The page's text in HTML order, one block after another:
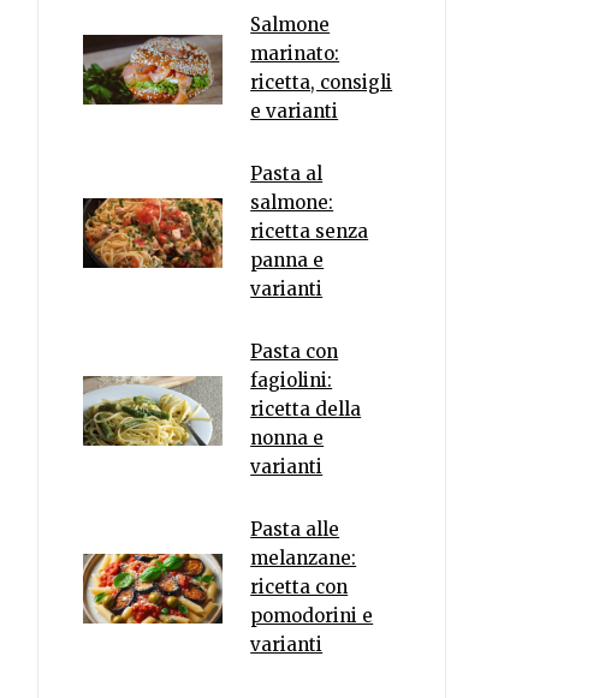
Salmone
marinato:
ricetta, consigli
e varianti
Pasta al
salmone:
ricetta senza
panna e
varianti
Pasta con
fagiolini:
ricetta della
nonna e
varianti
Pasta alle
melanzane:
ricetta con
pomodorini e
varianti